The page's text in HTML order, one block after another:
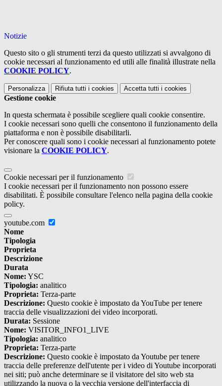
Notizie
Questo sito o gli strumenti terzi da questo utilizzati si avvalgono di
cookie necessari al funzionamento ed utili alle finalità illustrate nella
COOKIE POLICY.
Personalizza Rifiuta tutti i cookies Accetta tutti i cookies
Gestione cookie
In questa schermata è possibile scegliere quali cookie consentire.
I cookie necessari sono quelli che consentono il funzionamento della
piattaforma e non è possibile disabilitarli.
Per conoscere quali sono i cookie necessari al funzionamento potete
visionare la COOKIE POLICY.
Cookie necessari per il funzionamento
I cookie necessari per il funzionamento non possono essere
disabilitati. È possibile consultare l'elenco nella pagina della cookie
policy.
youtube.com
Nome
Tipologia
Proprieta
Descrizione
Durata
Nome: YSC
Tipologia: analitico
Proprieta: Terza-parte
Descrizione: Questo cookie è impostato da YouTube per tenere
traccia delle visualizzazioni dei video incorporati.
Durata: Sessione
Nome: VISITOR_INFO1_LIVE
Tipologia: analitico
Proprieta: Terza-parte
Descrizione: Questo cookie è impostato da Youtube per tenere
traccia delle preferenze dell'utente per i video di Youtube incorporati
nei siti; può anche determinare se il visitatore del sito web sta
utilizzando la nuova o la vecchia versione dell'interfaccia di